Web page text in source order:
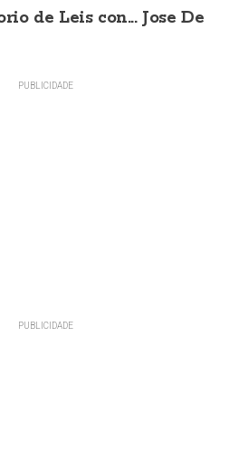
de Leis con... Jose De